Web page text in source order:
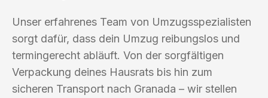
Unser erfahrenes Team von Umzugsspezialisten
sorgt dafür, dass dein Umzug reibungslos und
termingerecht abläuft. Von der sorgfältigen
Verpackung deines Hausrats bis hin zum
sicheren Transport nach Granada – wir stellen